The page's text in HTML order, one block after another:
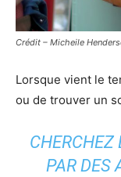
Crédit – Micheile
Lorsque vient le
ou de trouver un
CHERCHEZ
PAR DES